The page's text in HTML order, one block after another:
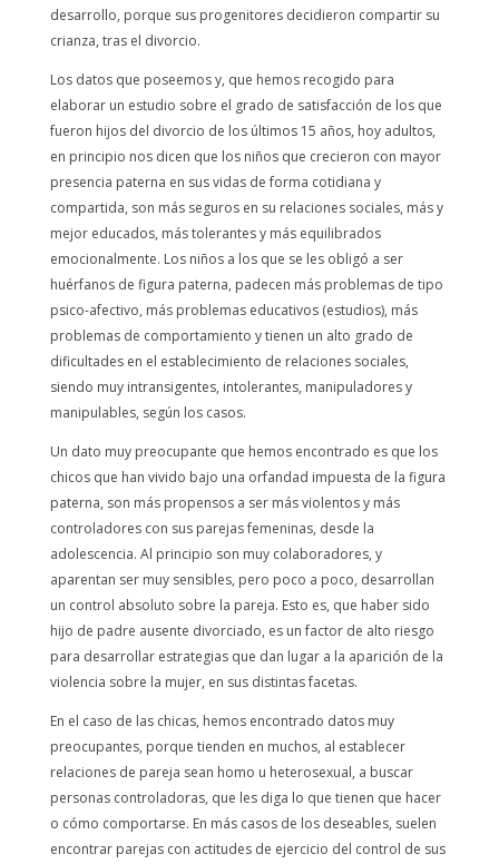
desarrollo, porque sus progenitores decidieron compartir su
crianza, tras el divorcio.
Los datos que poseemos y, que hemos recogido para
elaborar un estudio sobre el grado de satisfacción de los que
fueron hijos del divorcio de los últimos 15 años, hoy adultos,
en principio nos dicen que los niños que crecieron con mayor
presencia paterna en sus vidas de forma cotidiana y
compartida, son más seguros en su relaciones sociales, más y
mejor educados, más tolerantes y más equilibrados
emocionalmente. Los niños a los que se les obligó a ser
huérfanos de figura paterna, padecen más problemas de tipo
psico-afectivo, más problemas educativos (estudios), más
problemas de comportamiento y tienen un alto grado de
dificultades en el establecimiento de relaciones sociales,
siendo muy intransigentes, intolerantes, manipuladores y
manipulables, según los casos.
Un dato muy preocupante que hemos encontrado es que los
chicos que han vivido bajo una orfandad impuesta de la figura
paterna, son más propensos a ser más violentos y más
controladores con sus parejas femeninas, desde la
adolescencia. Al principio son muy colaboradores, y
aparentan ser muy sensibles, pero poco a poco, desarrollan
un control absoluto sobre la pareja. Esto es, que haber sido
hijo de padre ausente divorciado, es un factor de alto riesgo
para desarrollar estrategias que dan lugar a la aparición de la
violencia sobre la mujer, en sus distintas facetas.
En el caso de las chicas, hemos encontrado datos muy
preocupantes, porque tienden en muchos, al establecer
relaciones de pareja sean homo u heterosexual, a buscar
personas controladoras, que les diga lo que tienen que hacer
o cómo comportarse. En más casos de los deseables, suelen
encontrar parejas con actitudes de ejercicio del control de sus